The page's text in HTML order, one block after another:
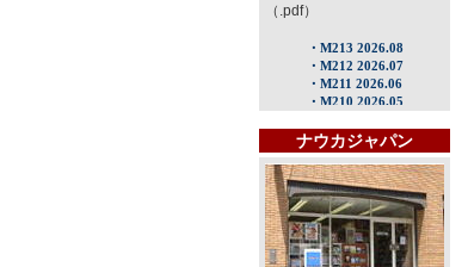
（.pdf）
ナウカジャパン